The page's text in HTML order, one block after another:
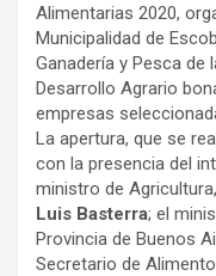
Alimentarias 2020,
Municipalidad de
Ganadería y Pesca de
Desarrollo Agrario
empresas
La apertura, que se
con la presencia del
ministro de
Luis Basterra; el
Provincia de Buenos
Secretario de